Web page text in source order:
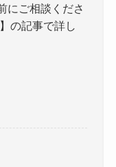
にご相談くださ
の記事で詳し